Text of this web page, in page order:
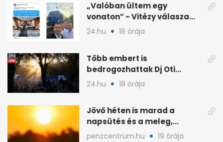
„Valóban ültem egy
vonaton” - Vitézy válasza
Németh Balázs „nagy
leleplezésére”
24.hu 18 órája
Több embert is
bedrogozhattak Dj Oti
koncertjén, a Sziget reagált
24.hu 18 órája
Jövő héten is marad a
napsütés és a meleg,
midweek jöhet enyhülés
penzcentrum.hu 19 órája